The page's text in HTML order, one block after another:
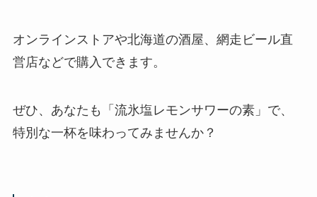
オンラインストアや北海道の酒屋、網走ビール直
営店などで購入できます。
ぜひ、あなたも「流氷塩レモンサワーの素」で、
特別な一杯を味わってみませんか？